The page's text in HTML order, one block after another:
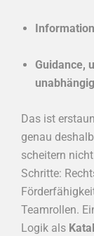
Guidance,
Das ist
genau
scheitern
Schritte:
Teamrollen.
Logik als